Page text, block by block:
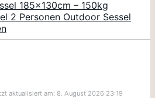
185x130cm – 150kg
2 Personen Outdoor Sessel
aktualisiert am: 8. August 2026 23:19